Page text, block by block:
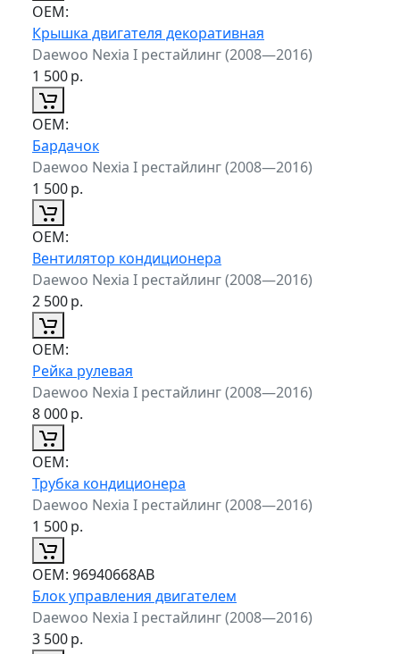
ОЕМ:
Крышка двигателя декоративная
Daewoo Nexia I рестайлинг (2008—2016)
1 500р.
ОЕМ:
Бардачок
Daewoo Nexia I рестайлинг (2008—2016)
1 500р.
ОЕМ:
Вентилятор кондиционера
Daewoo Nexia I рестайлинг (2008—2016)
2 500р.
ОЕМ:
Рейка рулевая
Daewoo Nexia I рестайлинг (2008—2016)
8 000р.
ОЕМ:
Трубка кондиционера
Daewoo Nexia I рестайлинг (2008—2016)
1 500р.
ОЕМ: 96940668AB
Блок управления двигателем
Daewoo Nexia I рестайлинг (2008—2016)
3 500р.